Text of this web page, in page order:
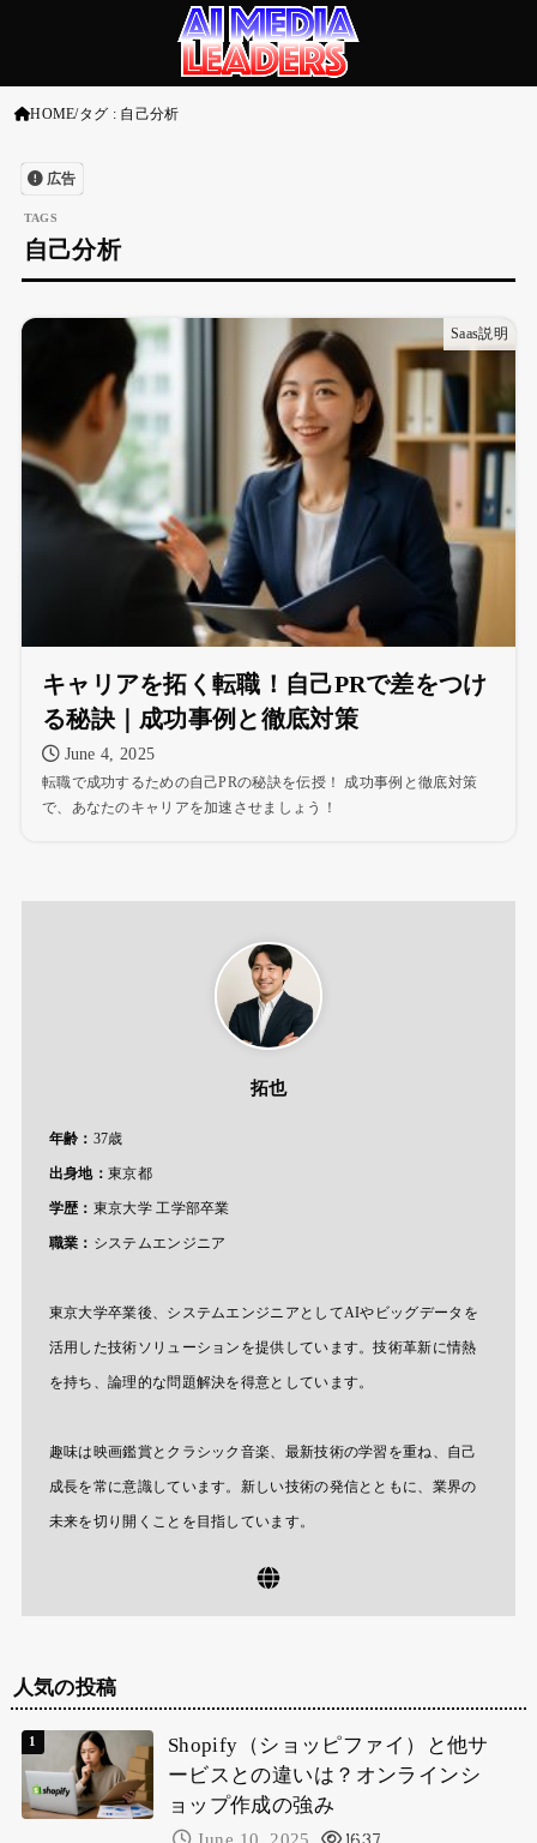
HOME タグ : 自己分析
広告
自己分析
Saas説明
キャリアを拓く転職！自己PRで差をつけ
る秘訣｜成功事例と徹底対策
June 4, 2025
転職で成功するための自己PRの秘訣を伝授！ 成功事例と徹底対策
で、あなたのキャリアを加速させましょう！
拓也
年齢： 37歳
出身地：東京都
学歴： 東京大学 工学部卒業
職業： システムエンジニア
東京大学卒業後、システムエンジニアとしてAIやビッグデータを
活用した技術ソリューションを提供しています。技術革新に情熱
を持ち、論理的な問題解決を得意としています。
趣味は映画鑑賞とクラシック音楽、最新技術の学習を重ね、自己
成長を常に意識しています。新しい技術の発信とともに、業界の
未来を切り開くことを目指しています。
人気の投稿
Shopify（ショッピファイ）と他サ
ービスとの違いは？オンラインシ
ョップ作成の強み